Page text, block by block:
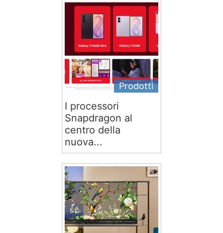
Prodotti
I processori
Snapdragon al
centro della
nuova...